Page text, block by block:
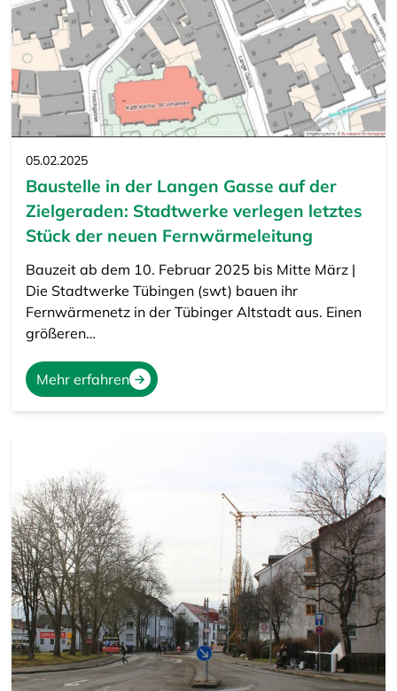
05.02.2025
Baustelle in der Langen Gasse auf der
Zielgeraden: Stadtwerke verlegen letztes
Stück der neuen Fernwärmeleitung
Bauzeit ab dem 10. Februar 2025 bis Mitte März |
Die Stadtwerke Tübingen (swt) bauen ihr
Fernwärmenetz in der Tübinger Altstadt aus. Einen
größeren…
Mehr erfahren